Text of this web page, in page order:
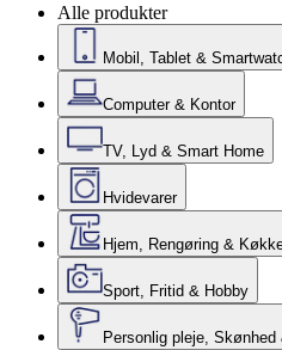
Alle produkter
Mobil, Tablet &
Computer & Kontor
TV, Lyd & Smart Home
Hvidevarer
Hjem, Rengøring &
Sport, Fritid & Hobby
Personlig pleje,